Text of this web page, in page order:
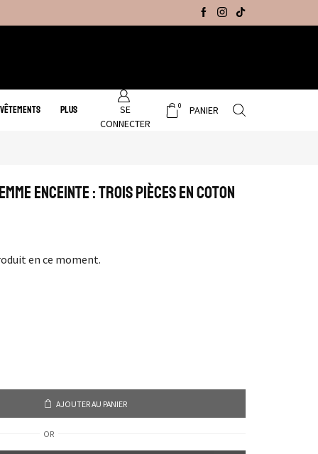
Promo Hiver : Livraison gratuite sur tous
PLUS
SE
CONNECTER
0 PANIER
Enceinte : Trois pièces en coton
en ce moment.
AJOUTER AU PANIER
OR